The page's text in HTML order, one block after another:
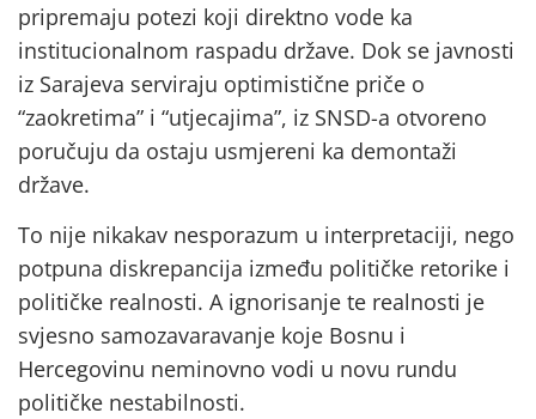
pripremaju potezi koji direktno vode ka
institucionalnom raspadu države. Dok se javnosti
iz Sarajeva serviraju optimistične priče o
“zaokretima” i “utjecajima”, iz SNSD-a otvoreno
poručuju da ostaju usmjereni ka demontaži
države.
To nije nikakav nesporazum u interpretaciji, nego
potpuna diskrepancija između političke retorike i
političke realnosti. A ignorisanje te realnosti je
svjesno samozavaravanje koje Bosnu i
Hercegovinu neminovno vodi u novu rundu
političke nestabilnosti.